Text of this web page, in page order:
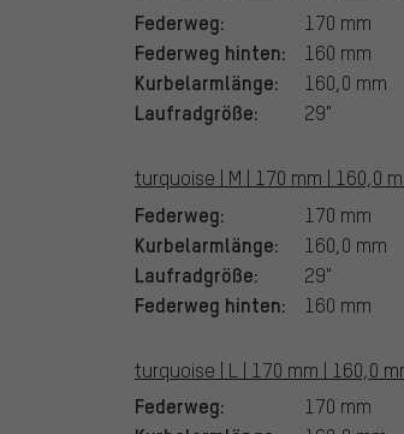
Federweg: 170 mm
Federweg hinten: 160 mm
Kurbelarmlänge: 160,0 mm
Laufradgröße: 29"
turquoise | M | 170 mm | 160,0
Federweg: 170 mm
Kurbelarmlänge: 160,0 mm
Laufradgröße: 29"
Federweg hinten: 160 mm
turquoise | L | 170 mm | 160,0
Federweg: 170 mm